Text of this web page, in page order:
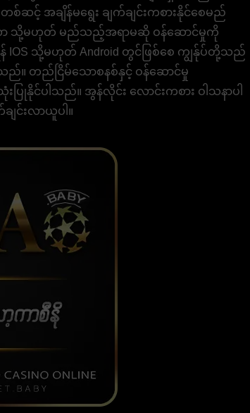
င့် အချိန်မရွေး ချက်ချင်းကစားနိုင်စေမည်
တာ သို့မဟုတ် မည်သည့်အရာမဆို ဝန်ဆောင်မှုကို
IOS သို့မဟုတ် Android တွင်ဖြစ်စေ ကျွန်ုပ်တို့သည်
ည်။ တည်ငြိမ်သောစနစ်နှင့် ဝန်ဆောင်မှု
နိုင်ပါသည်။ အွန်လိုင်း လောင်းကစား ဝါသနာပါ
င်းလာယူပါ။